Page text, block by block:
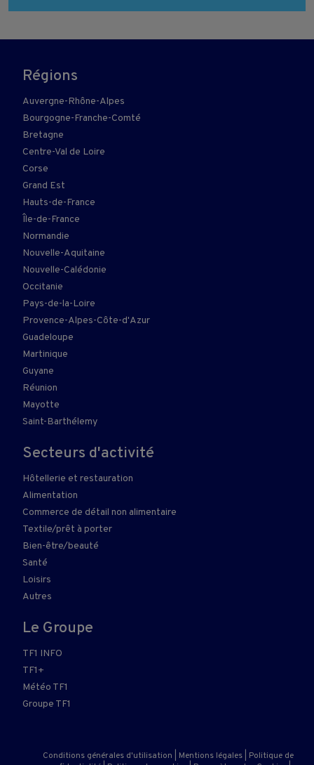
Régions
Auvergne-Rhône-Alpes
Bourgogne-Franche-Comté
Bretagne
Centre-Val de Loire
Corse
Grand Est
Hauts-de-France
Île-de-France
Normandie
Nouvelle-Aquitaine
Nouvelle-Calédonie
Occitanie
Pays-de-la-Loire
Provence-Alpes-Côte-d'Azur
Guadeloupe
Martinique
Guyane
Réunion
Mayotte
Saint-Barthélemy
Secteurs d'activité
Hôtellerie et restauration
Alimentation
Commerce de détail non alimentaire
Textile/prêt à porter
Bien-être/beauté
Santé
Loisirs
Autres
Le Groupe
TF1 INFO
TF1+
Météo TF1
Groupe TF1
Conditions générales d'utilisation Mentions légales
Politique de